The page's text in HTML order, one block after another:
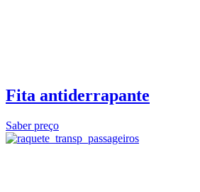
Fita antiderrapante
Saber preço